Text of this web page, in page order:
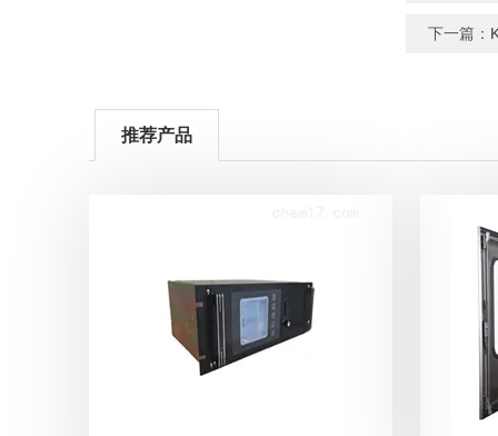
下一篇：
推荐产品